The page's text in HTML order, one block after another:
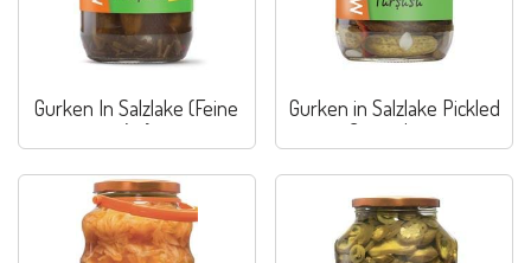
Gurken In Salzlake (Feine
Art)
Gurken in Salzlake Pickled
Cucumbers